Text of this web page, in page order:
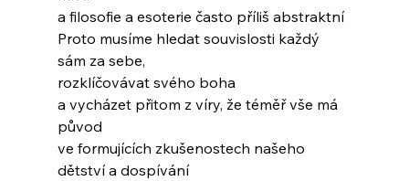
a filosofie a esoterie často příliš abstraktní
Proto musíme hledat souvislosti každý
sám za sebe,
rozklíčovávat svého boha
a vycházet přitom z víry, že téměř vše má
původ
ve formujících zkušenostech našeho
dětství a dospívání